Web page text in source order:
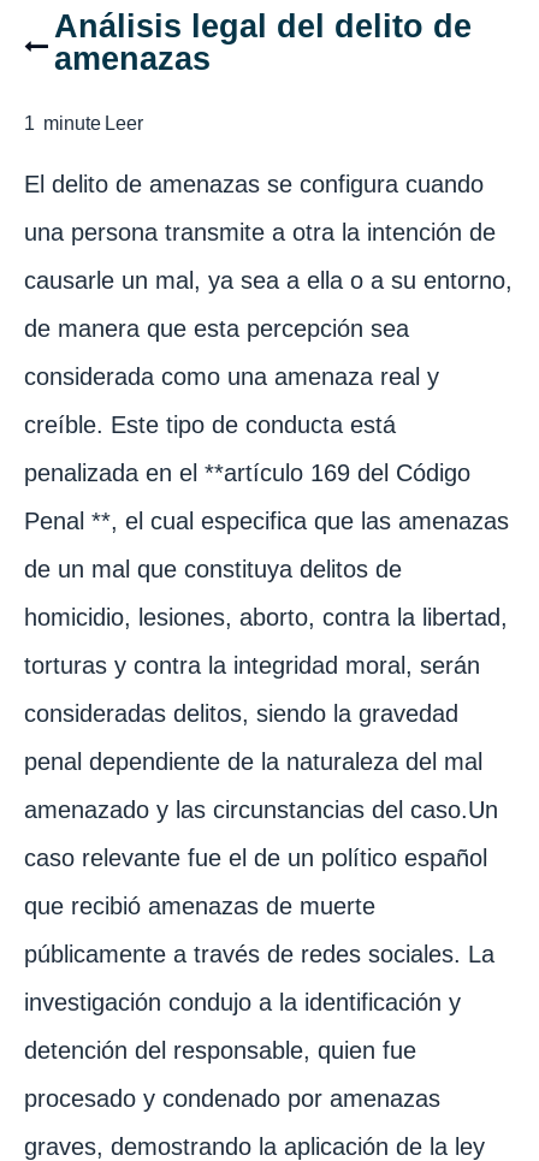
Análisis legal del delito de
amenazas
1 minute Leer
El delito de amenazas se configura cuando
una persona transmite a otra la intención de
causarle un mal, ya sea a ella o a su entorno,
de manera que esta percepción sea
considerada como una amenaza real y
creíble. Este tipo de conducta está
penalizada en el **artículo 169 del Código
Penal **, el cual especifica que las amenazas
de un mal que constituya delitos de
homicidio, lesiones, aborto, contra la libertad,
torturas y contra la integridad moral, serán
consideradas delitos, siendo la gravedad
penal dependiente de la naturaleza del mal
amenazado y las circunstancias del caso.Un
caso relevante fue el de un político español
que recibió amenazas de muerte
públicamente a través de redes sociales. La
investigación condujo a la identificación y
detención del responsable, quien fue
procesado y condenado por amenazas
graves, demostrando la aplicación de la ley